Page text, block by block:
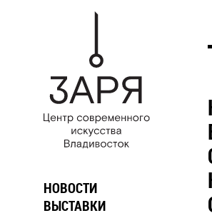
НОВОСТИ
ВЫСТАВКИ